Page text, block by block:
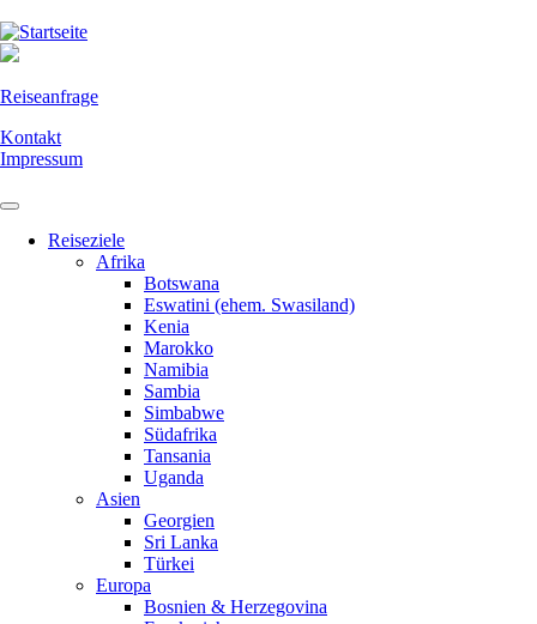
Direkt
zum
Reiseanfrage
Kontakt
Impressum
Reiseziele
Afrika
Botswana
Eswatini (ehem. Swasiland)
Kenia
Marokko
Namibia
Sambia
Simbabwe
Südafrika
Tansania
Uganda
Asien
Georgien
Sri Lanka
Türkei
Europa
Bosnien & Herzegovina